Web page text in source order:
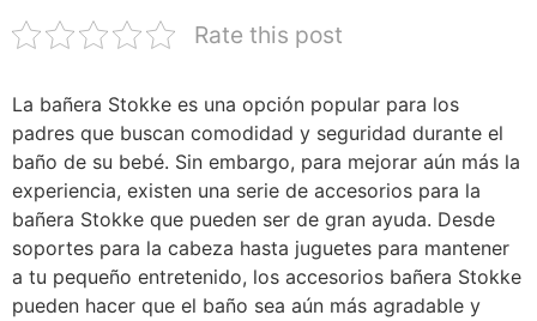
Rate this post
La bañera Stokke es una opción popular para los
padres que buscan comodidad y seguridad durante el
baño de su bebé. Sin embargo, para mejorar aún más la
experiencia, existen una serie de accesorios para la
bañera Stokke que pueden ser de gran ayuda. Desde
soportes para la cabeza hasta juguetes para mantener
a tu pequeño entretenido, los accesorios bañera Stokke
pueden hacer que el baño sea aún más agradable y